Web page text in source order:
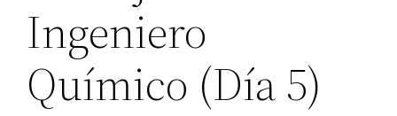
Ingeniero
Químico (Día 5)